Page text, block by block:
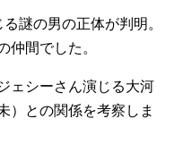
謎の男の正体が判明。
仲間でした。
ェシーさん演じる大河
）との関係を考察しま